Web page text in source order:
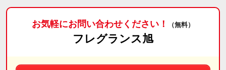
お気軽にお問い合わせください！ （無料）
フレグランス旭